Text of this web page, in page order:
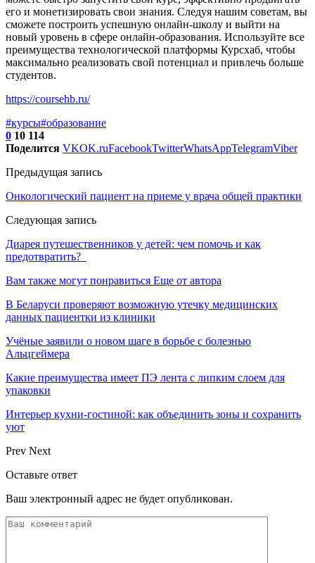
его и монетизировать свои знания. Следуя нашим советам, вы
сможете построить успешную онлайн-школу и выйти на
новый уровень в сфере онлайн-образования. Используйте все
преимущества технологической платформы Курсхаб, чтобы
максимально реализовать свой потенциал и привлечь больше
студентов.
https://coursehb.ru/
#курсы#образование
0 10 114
Поделится VKOK.ruFacebookTwitterWhatsAppTelegramViber
Предыдущая запись
Онкологический пациент на приеме у врача общей практики
Следующая запись
Диарея путешественников у детей: чем помочь и как
предотвратить?
Вам также могут понравиться Еще от автора
В Беларуси проверяют возможную утечку медицинских
данных пациентки из клиники
Учёные заявили о новом шаге в борьбе с болезнью
Альцгеймера
Какие преимущества имеет ПЭ лента с липким слоем для
упаковки
Интерьер кухни-гостиной: как объединить зоны и сохранить
уют
Prev Next
Оставьте ответ
Ваш электронный адрес не будет опубликован.